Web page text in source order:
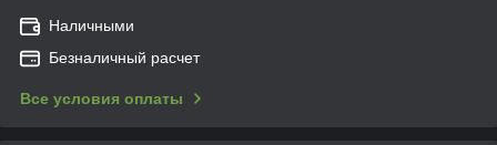
Наличными
Безналичный расчет
Все условия оплаты